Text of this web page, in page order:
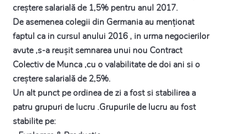
creștere salarială de 1,5% pentru anul 2017.
De asemenea colegii din Germania au menționat
faptul ca in cursul anului 2016 , in urma negocierilor
avute ,s-a reușit semnarea unui nou Contract
Colectiv de Munca ,cu o valabilitate de doi ani si o
creștere salarială de 2,5%.
Un alt punct pe ordinea de zi a fost si stabilirea a
patru grupuri de lucru .Grupurile de lucru au fost
stabilite pe: